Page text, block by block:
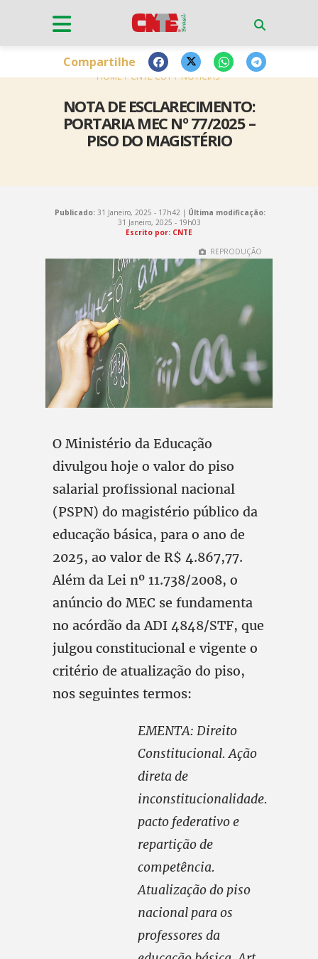
HOME CNTE-CUT NOTÍCIAS
NOTA DE ESCLARECIMENTO:
PORTARIA MEC Nº 77/2025 –
PISO DO MAGISTÉRIO
Compartilhe
Publicado: 31 Janeiro, 2025 - 17h42 | Última modificação:
31 Janeiro, 2025 - 19h03
Escrito por: CNTE
REPRODUÇÃO
O Ministério da Educação
divulgou hoje o valor do piso
salarial profissional nacional
(PSPN) do magistério público da
educação básica, para o ano de
2025, ao valor de R$ 4.867,77.
Além da Lei nº 11.738/2008, o
anúncio do MEC se fundamenta
no acórdão da ADI 4848/STF, que
julgou constitucional e vigente o
critério de atualização do piso,
nos seguintes termos:
EMENTA: Direito
Constitucional. Ação
direta de
inconstitucionalidade.
pacto federativo e
repartição de
competência.
Atualização do piso
nacional para os
professores da